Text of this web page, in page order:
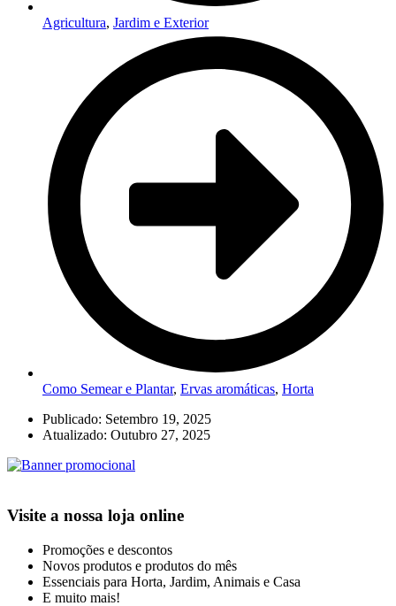
Agricultura, Jardim e Exterior
Como Semear e Plantar, Ervas aromáticas, Horta
Publicado: Setembro 19, 2025
Atualizado: Outubro 27, 2025
Visite a nossa loja online
Promoções e descontos
Novos produtos e produtos do mês
Essenciais para Horta, Jardim, Animais e Casa
E muito mais!